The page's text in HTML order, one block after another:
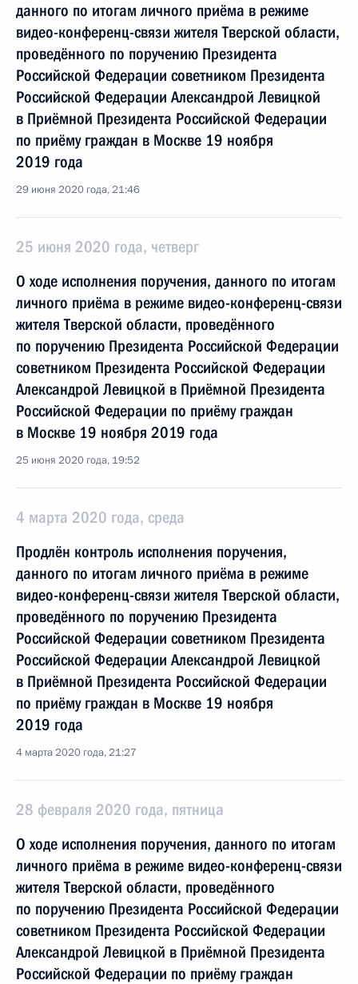
данного по итогам личного приёма в режиме
видео-конференц-связи жителя Тверской области,
проведённого по поручению Президента
Российской Федерации советником Президента
Российской Федерации Александрой Левицкой
в Приёмной Президента Российской Федерации
по приёму граждан в Москве 19 ноября
2019 года
29 июня 2020 года, 21:46
25 июня 2020 года, четверг
О ходе исполнения поручения, данного по итогам
личного приёма в режиме видео-конференц-связи
жителя Тверской области, проведённого
по поручению Президента Российской Федерации
советником Президента Российской Федерации
Александрой Левицкой в Приёмной Президента
Российской Федерации по приёму граждан
в Москве 19 ноября 2019 года
25 июня 2020 года, 19:52
4 марта 2020 года, среда
Продлён контроль исполнения поручения,
данного по итогам личного приёма в режиме
видео-конференц-связи жителя Тверской области,
проведённого по поручению Президента
Российской Федерации советником Президента
Российской Федерации Александрой Левицкой
в Приёмной Президента Российской Федерации
по приёму граждан в Москве 19 ноября
2019 года
4 марта 2020 года, 21:27
28 февраля 2020 года, пятница
О ходе исполнения поручения, данного по итогам
личного приёма в режиме видео-конференц-связи
жителя Тверской области, проведённого
по поручению Президента Российской Федерации
советником Президента Российской Федерации
Александрой Левицкой в Приёмной Президента
Российской Федерации по приёму граждан